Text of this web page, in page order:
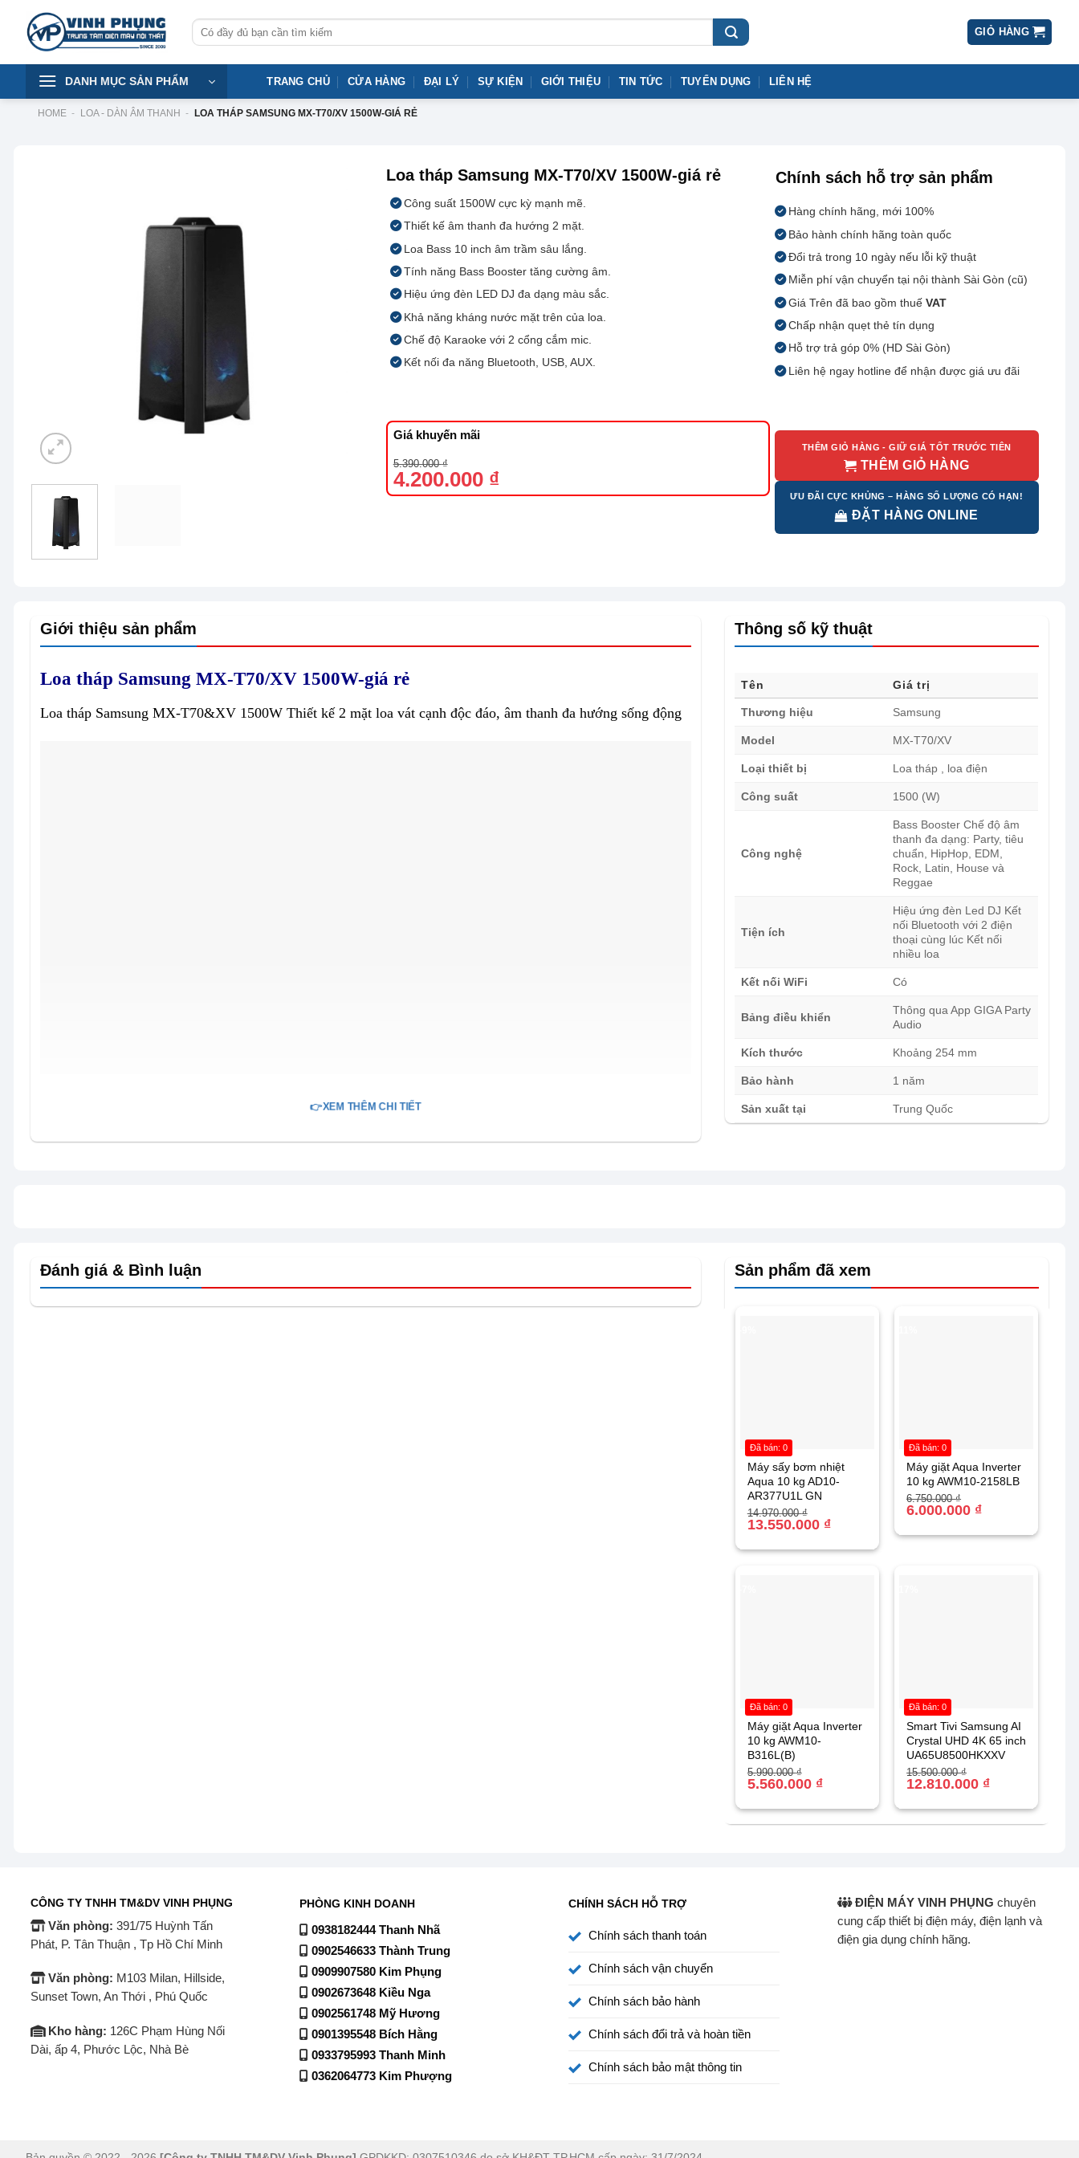
content
Tìm
kiếm:
GIỎ HÀNG
DANH MỤC SẢN PHẨM TRANG CHỦ CỬA HÀNG ĐẠI LÝ SỰ KIỆN GIỚI THIỆU TIN TỨC TUYỂN DỤNG LIÊN HỆ
HOME - LOA - DÀN ÂM THANH - LOA THÁP SAMSUNG MX-T70/XV 1500W-GIÁ RẺ
Loa tháp Samsung MX-T70/XV 1500W-giá rẻ
Công suất 1500W cực kỳ mạnh mẽ.
Thiết kế âm thanh đa hướng 2 mặt.
Loa Bass 10 inch âm trầm sâu lắng.
Tính năng Bass Booster tăng cường âm.
Hiệu ứng đèn LED DJ đa dạng màu sắc.
Khả năng kháng nước mặt trên của loa.
Chế độ Karaoke với 2 cổng cắm mic.
Kết nối đa năng Bluetooth, USB, AUX.
Chính sách hỗ trợ sản phẩm
Hàng chính hãng, mới 100%
Bảo hành chính hãng toàn quốc
Đổi trả trong 10 ngày nếu lỗi kỹ thuật
Miễn phí vận chuyển tại nội thành Sài Gòn (cũ)
Giá Trên đã bao gồm thuếVAT
Chấp nhận quẹt thẻ tín dụng
Hỗ trợ trả góp 0% (HD Sài Gòn)
Liên hệ ngay hotline để nhận được giá ưu đãi
Giá khuyến mãi
5.390.000₫
Giá
gốc
là:
5.390.000 ₫.
4.200.000 ₫
Giá
hiện
tại
là:
THÊM GIỎ HÀNG - GIỮ GIÁ TỐT TRƯỚC TIÊN
THÊM GIỎ HÀNG
ƯU ĐÃI CỰC KHỦNG – HÀNG SỐ LƯỢNG CÓ HẠN!
ĐẶT HÀNG ONLINE
Giới thiệu sản phẩm
Loa tháp Samsung MX-T70/XV 1500W-giá rẻ
Loa tháp Samsung MX-T70&XV 1500W Thiết kế 2 mặt loa vát cạnh độc đáo, âm thanh đa hướng sống động
👉XEM THÊM CHI TIẾT
Thông số kỹ thuật
Tên Giá trị
Thương hiệu Samsung
Model MX-T70/XV
Loại thiết bị Loa tháp , loa điện
Công suất 1500 (W)
Công nghệ
Bass Booster Chế độ âm
thanh đa dạng: Party, tiêu
chuẩn, HipHop, EDM,
Rock, Latin, House và
Reggae
Tiện ích
Hiệu ứng đèn Led DJ Kết
nối Bluetooth với 2 điện
thoại cùng lúc Kết nối
nhiều loa
Kết nối WiFi Có
Bảng điều khiển
Thông qua App GIGA Party
Audio
Kích thước Khoảng 254 mm
Bảo hành 1 năm
Sản xuất tại Trung Quốc
Đánh giá & Bình luận Sản phẩm đã xem
Máy sấy bơm nhiệt
Aqua 10 kg AD10-
AR377U1L GN
14.970.000₫
Giá
gốc
13.550.000 ₫
Giá
hiện
13.550.000 ₫.
Đã bán: 0
Máy giặt Aqua Inverter
10 kg AWM10-2158LB
6.750.000₫
Giá
gốc
6.000.000 ₫
Giá
hiện
6.000.000 ₫.
Đã bán: 0
Máy giặt Aqua Inverter
10 kg AWM10-
B316L(B)
5.990.000₫
Giá
gốc
5.560.000 ₫
Giá
hiện
5.560.000 ₫.
Đã bán: 0
Smart Tivi Samsung AI
Crystal UHD 4K 65 inch
UA65U8500HKXXV
15.500.000₫
Giá
gốc
12.810.000 ₫
Giá
hiện
12.810.000 ₫.
Đã bán: 0
CÔNG TY TNHH TM&DV VINH PHỤNG
Văn phòng: 391/75 Huỳnh Tấn
Phát, P. Tân Thuận , Tp Hồ Chí Minh
Văn phòng: M103 Milan, Hillside,
Sunset Town, An Thới , Phú Quốc
Kho hàng: 126C Phạm Hùng Nối
Dài, ấp 4, Phước Lộc, Nhà Bè
PHÒNG KINH DOANH
0938182444 Thanh Nhã
0902546633 Thành Trung
0909907580 Kim Phụng
0902673648 Kiều Nga
0902561748 Mỹ Hương
0901395548 Bích Hằng
0933795993 Thanh Minh
0362064773 Kim Phượng
CHÍNH SÁCH HỖ TRỢ
Chính sách thanh toán
Chính sách vận chuyển
Chính sách bảo hành
Chính sách đổi trả và hoàn tiền
Chính sách bảo mật thông tin
ĐIỆN MÁY VINH PHỤNG chuyên
cung cấp thiết bị điện máy, điện lạnh và
điện gia dụng chính hãng.